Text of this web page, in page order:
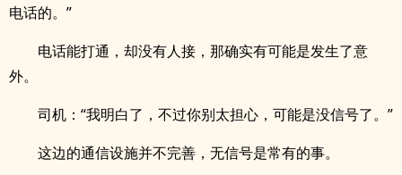
电话的。”
电话能打通，却没有人接，那确实有可能是发生了意
外。
司机：“我明白了，不过你别太担心，可能是没信号了。”
这边的通信设施并不完善，无信号是常有的事。